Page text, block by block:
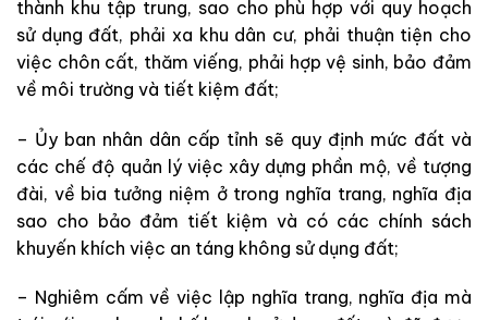
thành khu tập trung, sao cho phù hợp với quy hoạch
sử dụng đất, phải xa khu dân cư, phải thuận tiện cho
việc chôn cất, thăm viếng, phải hợp vệ sinh, bảo đảm
về môi trường và tiết kiệm đất;
– Ủy ban nhân dân cấp tỉnh sẽ quy định mức đất và
các chế độ quản lý việc xây dựng phần mộ, về tượng
đài, về bia tưởng niệm ở trong nghĩa trang, nghĩa địa
sao cho bảo đảm tiết kiệm và có các chính sách
khuyến khích việc an táng không sử dụng đất;
– Nghiêm cấm về việc lập nghĩa trang, nghĩa địa mà